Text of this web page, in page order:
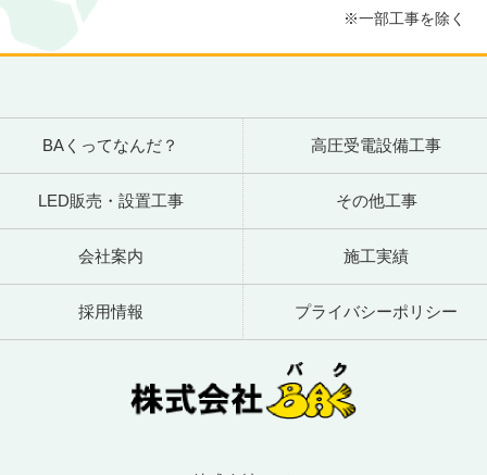
※一部工事を除く
BAくってなんだ？ 高圧受電設備工事
LED販売・設置工事 その他工事
会社案内 施工実績
採用情報 プライバシーポリシー